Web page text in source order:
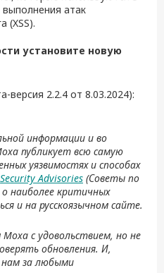
атак
(XSS).
установите новую
версия 2.2.4 от 8.03.2024):
информации и во
публикует всю самую
уязвимостях и способах
Security Advisories (Советы по
наиболее критичных
и на русскоязычном сайте.
с удовольствием, но не
обновления. И,
за любыми